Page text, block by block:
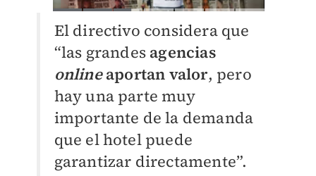
El directivo considera que
“las grandes agencias
onlineaportan valor, pero
hay una parte muy
importante de la demanda
que el hotel puede
garantizar directamente”.